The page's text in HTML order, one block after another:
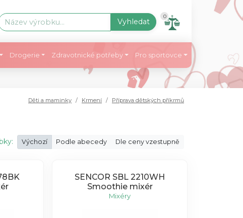
Vyhledat
0
Drogerie Zdravotnické potřeby Pro sportovce
Děti a maminky Krmení Příprava dětských příkrmů
Výchozí Podle abecedy Dle ceny vzestupně
SENCOR SBL 2210WH
Smoothie mixér
Mixéry